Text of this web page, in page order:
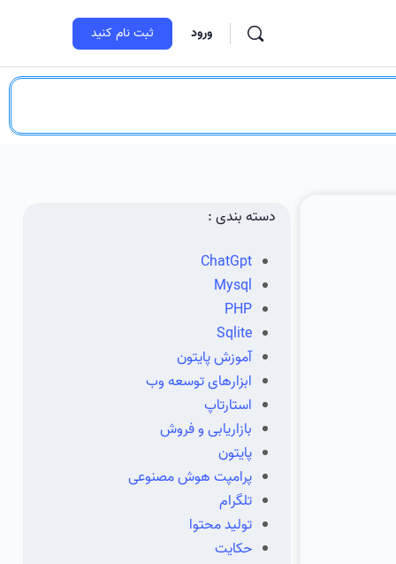
ورود ثبت‌ نام کنید
دسته بندی :
ChatGpt
Mysql
PHP
Sqlite
آموزش پایتون
ابزارهای توسعه وب
استارتاپ
بازاریابی و فروش
پایتون
پرامپت هوش مصنوعی
تلگرام
تولید محتوا
حکایت